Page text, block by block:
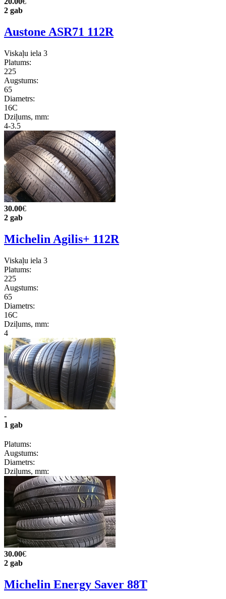
2 gab
Austone ASR71 112R
Viskaļu iela 3
Platums:
225
Augstums:
65
Diametrs:
16C
Dziļums, mm:
4-3.5
30.00€
2 gab
Michelin Agilis+ 112R
Viskaļu iela 3
Platums:
225
Augstums:
65
Diametrs:
16C
Dziļums, mm:
4
-
1 gab
Platums:
Augstums:
Diametrs:
Dziļums, mm:
30.00€
2 gab
Michelin Energy Saver 88T